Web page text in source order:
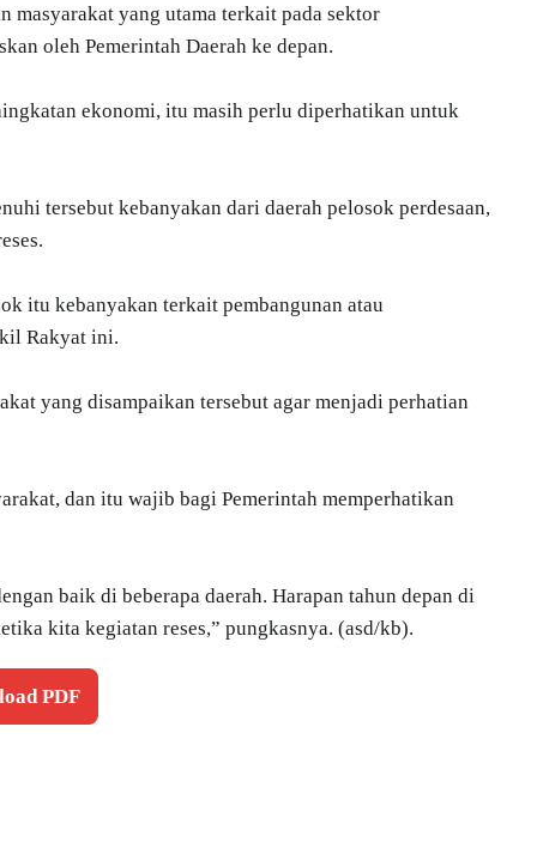
masyarakat yang utama terkait pada sektor
oleh Pemerintah Daerah ke depan.
ekonomi, itu masih perlu diperhatikan untuk
tersebut kebanyakan dari daerah pelosok perdesaan,
itu kebanyakan terkait pembangunan atau
Rakyat ini.
yang disampaikan tersebut agar menjadi perhatian
dan itu wajib bagi Pemerintah memperhatikan
baik di beberapa daerah. Harapan tahun depan di
kita kegiatan reses,” pungkasnya. (asd/kb).
PDF